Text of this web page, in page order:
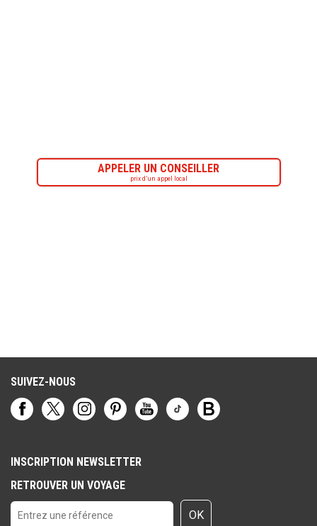
APPELER UN CONSEILLER
prix d’un appel local
SUIVEZ-NOUS
INSCRIPTION NEWSLETTER
RETROUVER UN VOYAGE
OK